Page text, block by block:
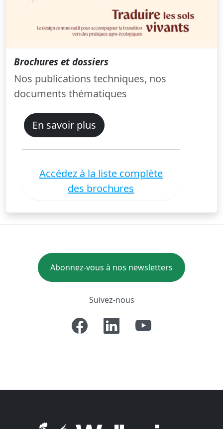
Brochures et dossiers
Nos publications techniques, nos
documents thématiques
En savoir plus
Accédez à la liste complète
des brochures
Abonnez-vous à nos newsletters
Suivez-nous